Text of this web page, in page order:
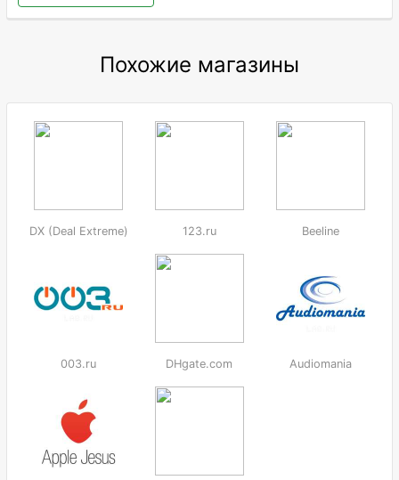
Похожие магазины
DX (Deal Extreme) 123.ru Beeline
003.ru DHgate.com Audiomania